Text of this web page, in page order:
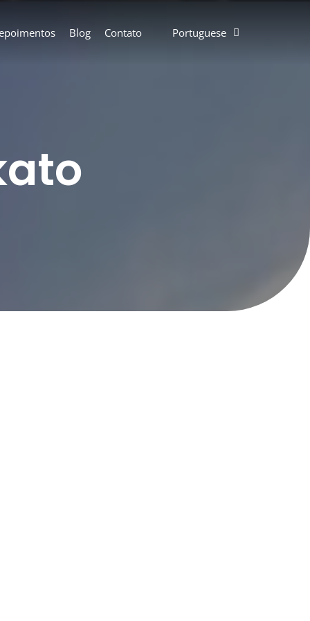
Blog Contato Portuguese